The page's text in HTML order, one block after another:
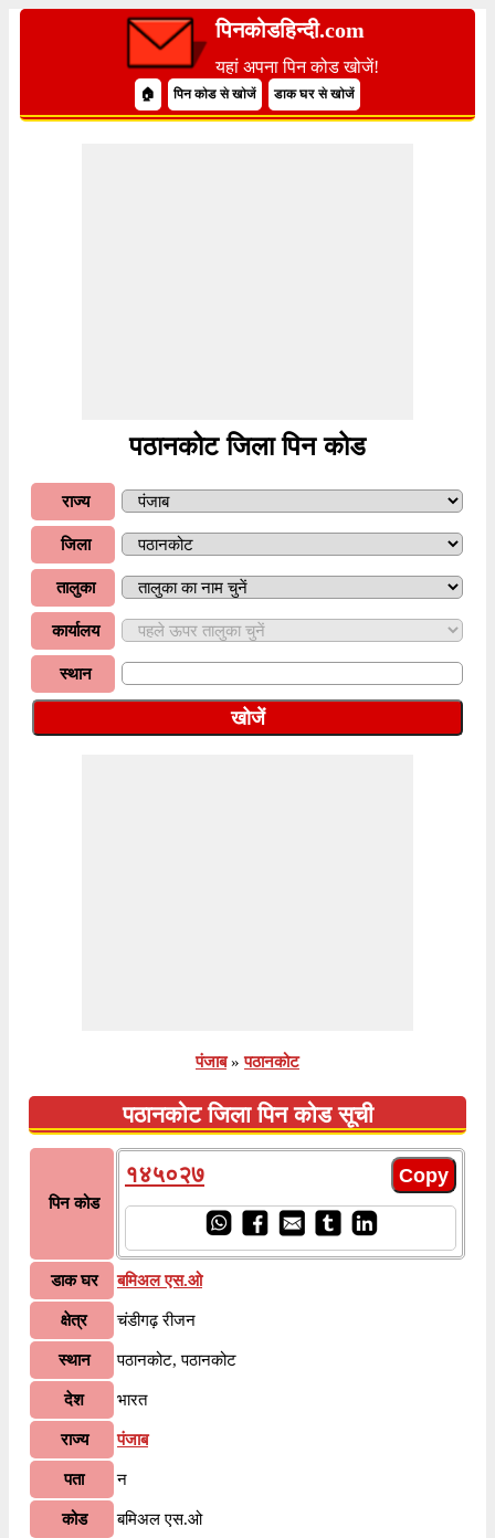
पिनकोडहिन्दी.com
यहां अपना पिन कोड खोजें!
🏠 पिन कोड से खोजें डाक घर से खोजें
पठानकोट जिला पिन कोड
राज्य
जिला
तालुका
कार्यालय
स्थान
पंजाब » पठानकोट
पठानकोट जिला पिन कोड सूची
पिन कोड
१४५०२७
डाक घर बमिअल एस.ओ
क्षेत्र चंडीगढ़ रीजन
स्थान पठानकोट, पठानकोट
देश भारत
राज्य पंजाब
पता न
कोड बमिअल एस.ओ